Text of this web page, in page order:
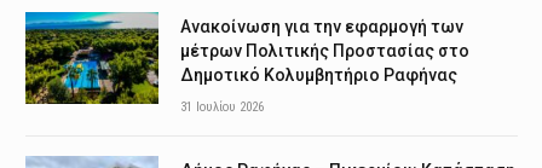
Ανακοίνωση για την εφαρμογή των
μέτρων Πολιτικής Προστασίας στο
Δημοτικό Κολυμβητήριο Ραφήνας
31 Ιουλίου 2026